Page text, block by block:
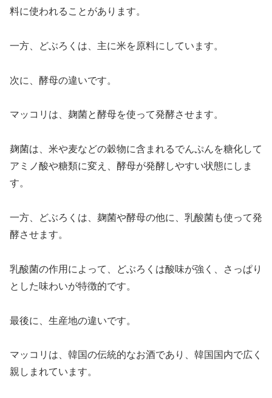
料に使われることがあります。
一方、どぶろくは、主に米を原料にしています。
次に、酵母の違いです。
マッコリは、麹菌と酵母を使って発酵させます。
麹菌は、米や麦などの穀物に含まれるでんぷんを糖化して
アミノ酸や糖類に変え、酵母が発酵しやすい状態にしま
す。
一方、どぶろくは、麹菌や酵母の他に、乳酸菌も使って発
酵させます。
乳酸菌の作用によって、どぶろくは酸味が強く、さっぱり
とした味わいが特徴的です。
最後に、生産地の違いです。
マッコリは、韓国の伝統的なお酒であり、韓国国内で広く
親しまれています。